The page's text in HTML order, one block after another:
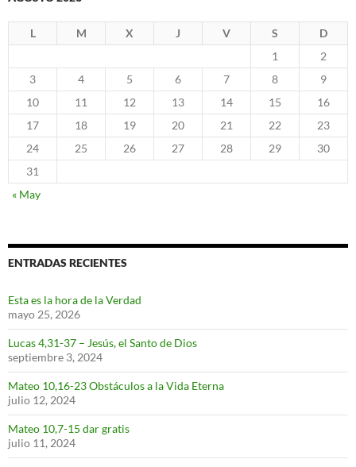
L M X J V S
D
1
2
3
4 5 6 7 8
9
10
11 12 13 14 15
16
17
18 19 20 21 22
23
24
25 26 27 28 29
30
31
« May
ENTRADAS RECIENTES
Esta es la hora de la Verdad
mayo 25, 2026
Lucas 4,31-37 – Jesús, el Santo de Dios
septiembre 3, 2024
Mateo 10,16-23 Obstáculos a la Vida Eterna
julio 12, 2024
Mateo 10,7-15 dar gratis
julio 11, 2024